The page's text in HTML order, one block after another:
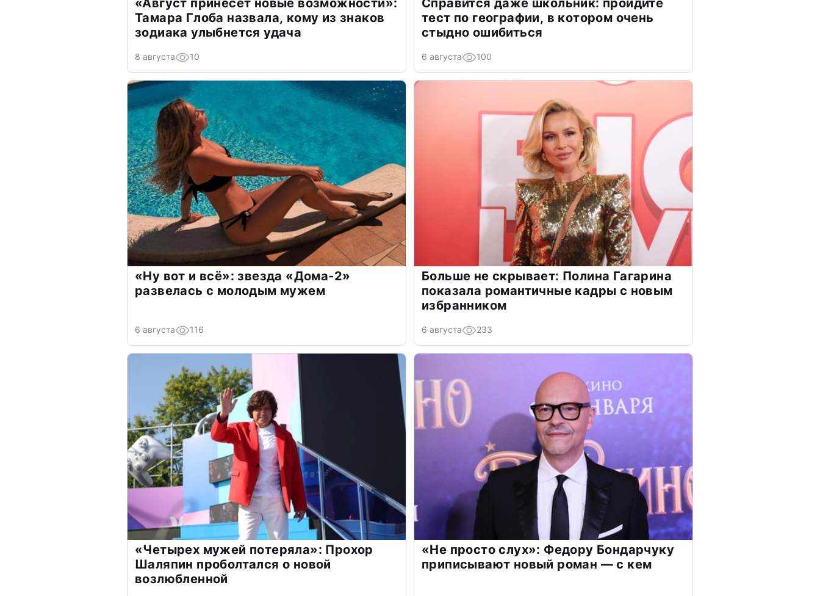
«Август принесет новые возможности»:
Тамара Глоба назвала, кому из знаков
зодиака улыбнется удача
8 августа 10
Справится даже школьник: пройдите
тест по географии, в котором очень
стыдно ошибиться
6 августа 100
«Ну вот и всё»: звезда «Дома-2»
развелась с молодым мужем
6 августа 116
Больше не скрывает: Полина Гагарина
показала романтичные кадры с новым
избранником
6 августа 233
«Четырех мужей потеряла»: Прохор
Шаляпин проболтался о новой
возлюбленной
«Не просто слух»: Федору Бондарчуку
приписывают новый роман — с кем